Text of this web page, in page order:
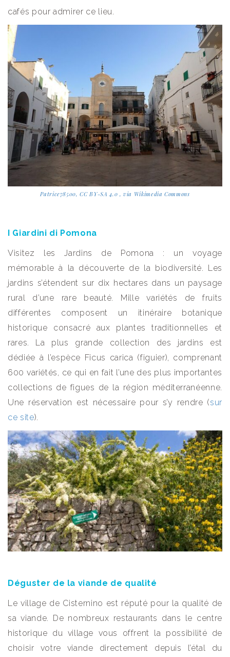
cafés pour admirer ce lieu.
Patrice78500, CC BY-SA 4.0 , via Wikimedia Commons
I Giardini di Pomona
Visitez les Jardins de Pomona : un voyage
mémorable à la découverte de la biodiversité. Les
jardins s’étendent sur dix hectares dans un paysage
rural d’une rare beauté. Mille variétés de fruits
différentes composent un itinéraire botanique
historique consacré aux plantes traditionnelles et
rares. La plus grande collection des jardins est
dédiée à l’espèce Ficus carica (figuier), comprenant
600 variétés, ce qui en fait l’une des plus importantes
collections de figues de la région méditerranéenne.
Une réservation est nécessaire pour s’y rendre (sur
ce site).
Déguster de la viande de qualité
Le village de Cisternino est réputé pour la qualité de
sa viande. De nombreux restaurants dans le centre
historique du village vous offrent la possibilité de
choisir votre viande directement depuis l’étal du